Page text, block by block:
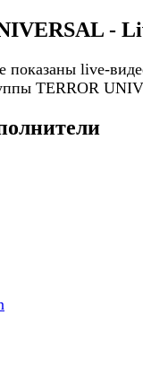
-
показаны live-
TERROR